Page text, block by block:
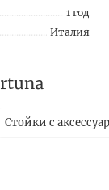
1 год
Италия
Стойки с